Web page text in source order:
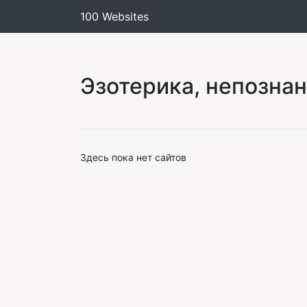
100 Websites
Эзотерика,
Здесь пока нет сайтов